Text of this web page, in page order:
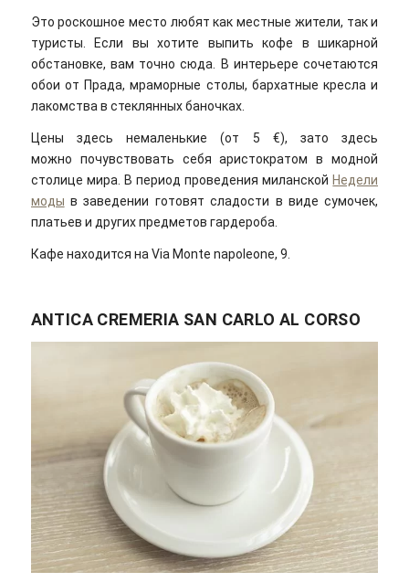
Это роскошное место любят как местные жители, так и
туристы. Если вы хотите выпить кофе в шикарной
обстановке, вам точно сюда. В интерьере сочетаются
обои от Прада, мраморные столы, бархатные кресла и
лакомства в стеклянных баночках.
Цены здесь немаленькие (от 5 €), зато здесь
можно почувствовать себя аристократом в модной
столице мира. В период проведения миланской Недели
моды в заведении готовят сладости в виде сумочек,
платьев и других предметов гардероба.
Кафе находится на Via Monte napoleone, 9.
ANTICA CREMERIA SAN CARLO AL CORSO